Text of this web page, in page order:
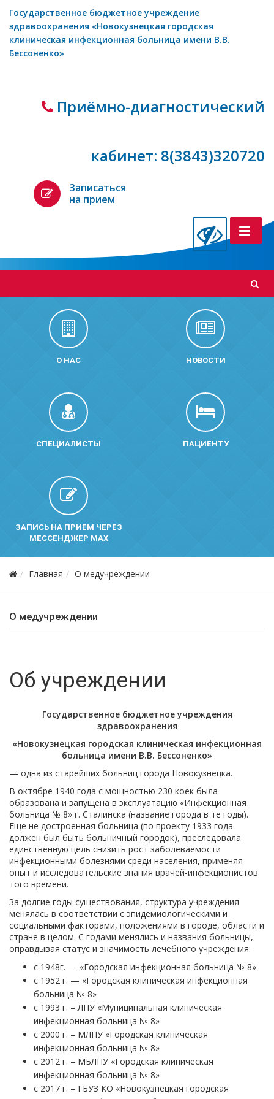
Государственное бюджетное учреждение
здравоохранения «Новокузнецкая городская
клиническая инфекционная больница имени В.В.
Бессоненко»
Приёмно-диагностический
кабинет: 8(3843)320720
Записаться
на прием
О НАС НОВОСТИ
СПЕЦИАЛИСТЫ ПАЦИЕНТУ
ЗАПИСЬ НА ПРИЕМ ЧЕРЕЗ
МЕССЕНДЖЕР MAX
Главная О медучреждении
О медучреждении
Об учреждении
Государственное бюджетное учреждения
здравоохранения
«Новокузнецкая городская клиническая инфекционная
больница имени В.В. Бессоненко»
— одна из старейших больниц города Новокузнецка.
В октябре 1940 года с мощностью 230 коек была
образована и запущена в эксплуатацию «Инфекционная
больница № 8» г. Сталинска (название города в те годы).
Еще не достроенная больница (по проекту 1933 года
должен был быть больничный городок), преследовала
единственную цель снизить рост заболеваемости
инфекционными болезнями среди населения, применяя
опыт и исследовательские знания врачей-инфекционистов
того времени.
За долгие годы существования, структура учреждения
менялась в соответствии с эпидемиологическими и
социальными факторами, положениями в городе, области и
стране в целом. С годами менялись и названия больницы,
оправдывая статус и значимость лечебного учреждения:
с 1948г. — «Городская инфекционная больница № 8»
с 1952 г. — «Городская клиническая инфекционная
больница № 8»
с 1993 г. – ЛПУ «Муниципальная клиническая
инфекционная больница № 8»
с 2000 г. – МЛПУ «Городская клиническая
инфекционная больница № 8»
с 2012 г. – МБЛПУ «Городская клиническая
инфекционная больница № 8»
с 2017 г. – ГБУЗ КО «Новокузнецкая городская